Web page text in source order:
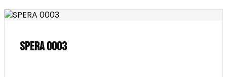
SPERA 0003